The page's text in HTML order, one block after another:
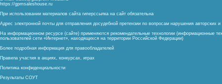
https://gpmsaleshouse.ru
При использовании материалов сайта гиперссылка на сайт обязательна
Адрес электронной почты для отправления досудебной претензии по вопросам нарушения авторских
На информационном ресурсе (сайте) применяются рекомендательные технологии (информационные
пользователей сети «Интернет», находящихся на территории Российской Федерации)
Более подробная информация для правообладателей
Правила участия в акциях, конкурсах, играх
Политика конфиденциальности
Результаты СОУТ